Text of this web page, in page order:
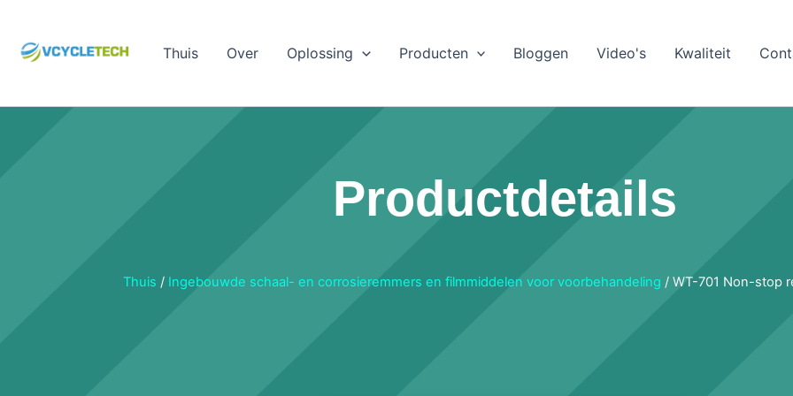
Thuis Over Oplossing Producten Bloggen Video's Kwaliteit
Productdetails
Thuis / Ingebouwde schaal- en corrosieremmers en filmmiddelen voor voorbehandeling / WT-701 Non-stop